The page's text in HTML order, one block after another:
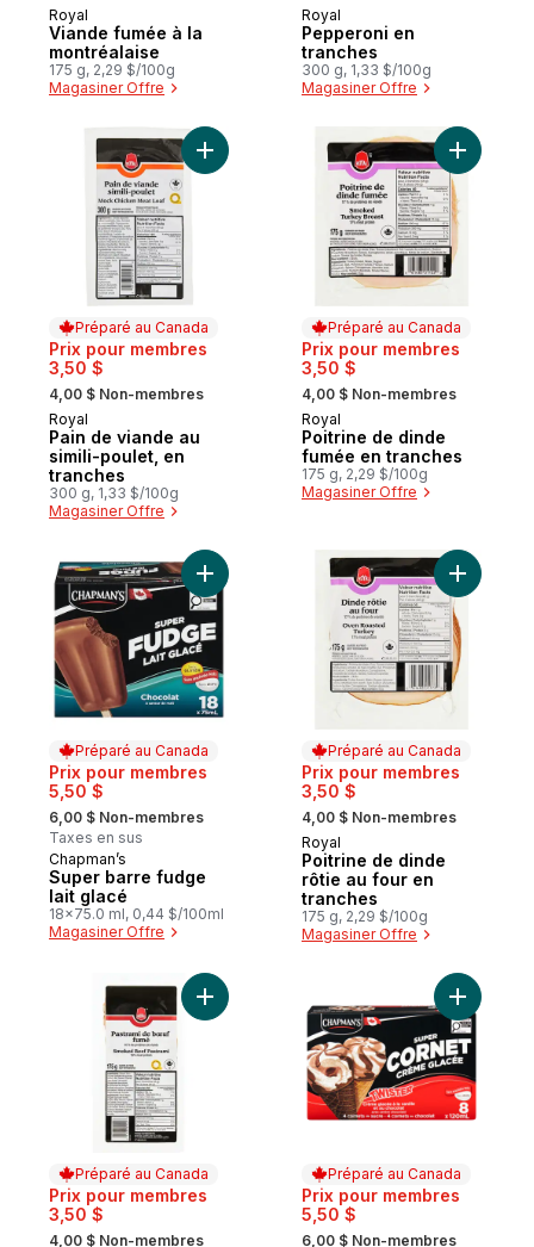
Préparé au Canada
Royal
Viande fumée à la
montréalaise
175 g, 2,29 $/100g
Magasiner Offre
Préparé au Canada
Royal
Pepperoni en
tranches
300 g, 1,33 $/100g
Magasiner Offre
Préparé au Canada
Prix pour membres
3,50 $
, formerly:
4,00 $ Non-membres
Préparé au Canada
Royal
Pain de viande au
simili-poulet, en
tranches
300 g, 1,33 $/100g
Magasiner Offre
Ajouter Pain de viande au simili-poulet,
Préparé au Canada
Prix pour membres
3,50 $
, formerly:
4,00 $ Non-membres
Préparé au Canada
Royal
Poitrine de dinde
fumée en tranches
175 g, 2,29 $/100g
Magasiner Offre
Ajouter
Préparé au Canada
Prix pour membres
5,50 $
, formerly:
6,00 $ Non-membres
Taxes en sus
Préparé au Canada
Chapman’s
Super barre fudge
lait glacé
18x75.0 ml, 0,44 $/100ml
Magasiner Offre
Ajouter Super barre fudge lait glacé au
Préparé au Canada
Prix pour membres
3,50 $
, formerly:
4,00 $ Non-membres
Préparé au Canada
Royal
Poitrine de dinde
rôtie au four en
tranches
175 g, 2,29 $/100g
Magasiner Offre
Ajouter
Préparé au Canada
Prix pour membres
3,50 $
, formerly:
4,00 $ Non-membres
Ajouter Pastrami de bœuf fumé au panier
Préparé au Canada
Prix pour membres
5,50 $
, formerly:
6,00 $ Non-membres
Ajouter